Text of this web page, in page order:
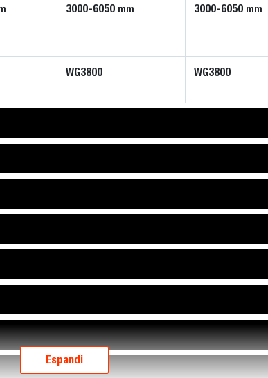
3000-6050 mm 3000-6050 mm
WG3800 WG3800
Espandi